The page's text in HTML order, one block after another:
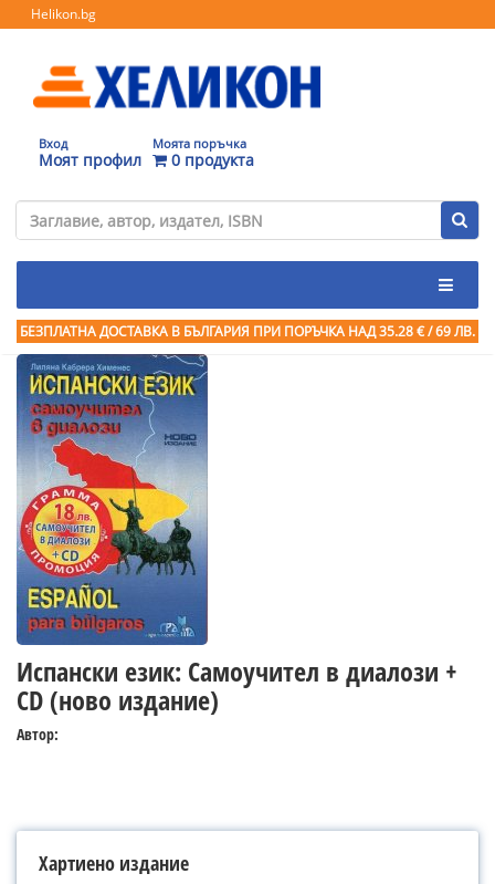
Helikon.bg
Вход
Моят профил
Моята поръчка
0 продукта
БЕЗПЛАТНА ДОСТАВКА В БЪЛГАРИЯ ПРИ ПОРЪЧКА НАД 35.28 € / 69 ЛВ.
Испански език: Самоучител в диалози +
CD (ново издание)
Автор:
Хартиено издание